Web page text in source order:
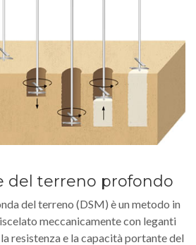
del terreno profondo
del terreno (DSM) è un metodo in
meccanicamente con leganti
resistenza e la capacità portante del